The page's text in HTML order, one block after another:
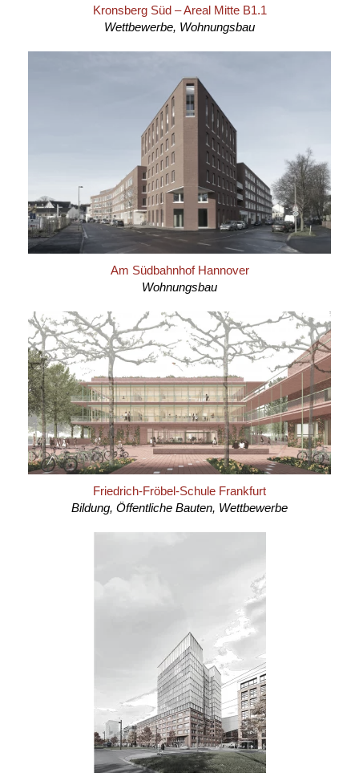
Kronsberg Süd – Areal Mitte B1.1
Wettbewerbe, Wohnungsbau
Am Südbahnhof Hannover
Wohnungsbau
Friedrich-Fröbel-Schule Frankfurt
Bildung, Öffentliche Bauten, Wettbewerbe